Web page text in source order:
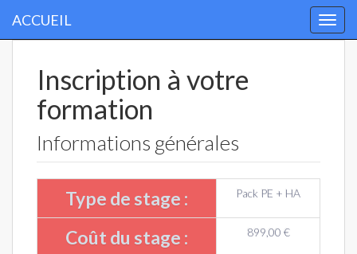
ACCUEIL
Inscription à votre
formation
Informations générales
Type de stage : Pack PE + HA
Coût du stage : 899,00 €